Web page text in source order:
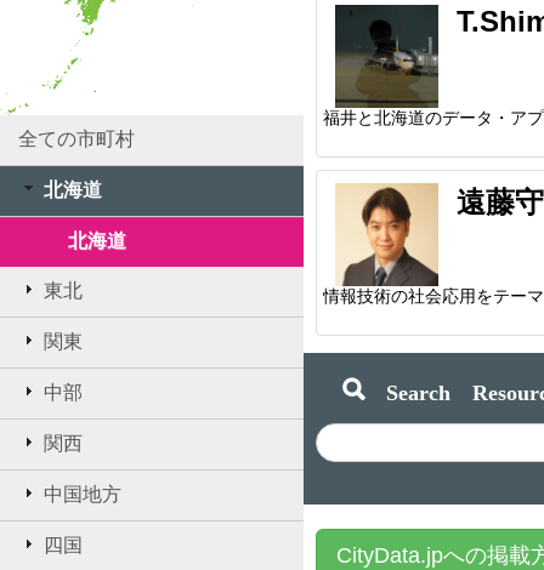
全ての市町村
北海道
北海道
東北
関東
中部
関西
中国地方
四国
福井と北海道のデータ・ア
遠藤守
Search
CityData.jpへの掲載